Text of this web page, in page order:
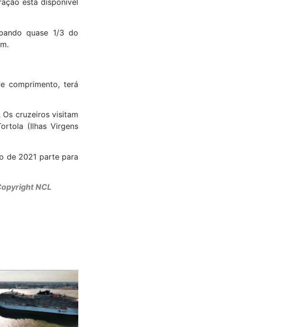
está disponível
quase 1/3 do
comprimento, terá
cruzeiros visitam
(Ilhas Virgens
de 2021 parte para
NCL